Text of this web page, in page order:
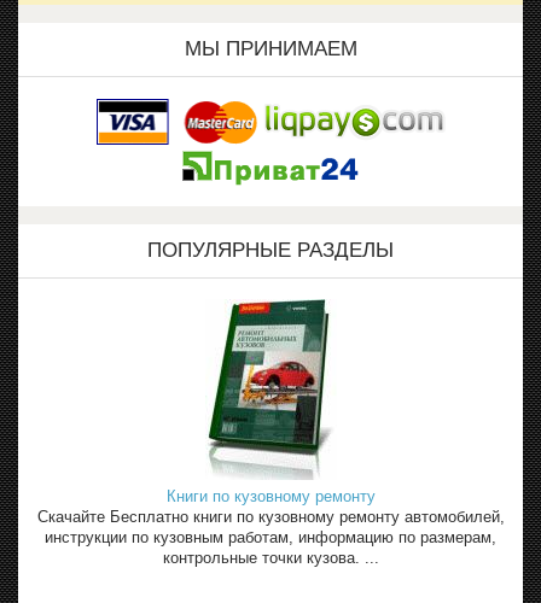
МЫ ПРИНИМАЕМ
ПОПУЛЯРНЫЕ РАЗДЕЛЫ
Книги по кузовному ремонту
Скачайте Бесплатно книги по кузовному ремонту автомобилей,
инструкции по кузовным работам, информацию по размерам,
контрольные точки кузова. ...